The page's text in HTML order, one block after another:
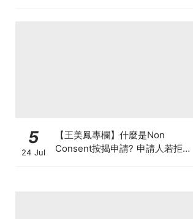
5
24 Jul
【王美鳳專欄】什麼是Non
Consent按揭申請? 申請人若拒披